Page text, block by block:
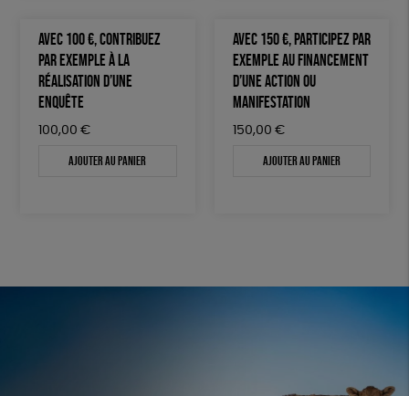
AVEC 100 €, CONTRIBUEZ
PAR EXEMPLE À LA
RÉALISATION D’UNE
ENQUÊTE
100,00 €
Ajouter au panier
AVEC 150 €, PARTICIPEZ PAR
EXEMPLE AU FINANCEMENT
D’UNE ACTION OU
MANIFESTATION
150,00 €
Ajouter au panier